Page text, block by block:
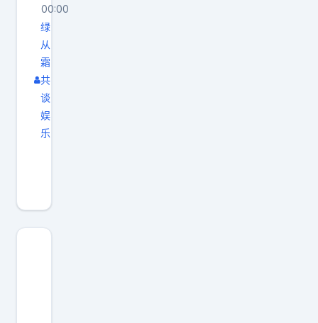
又
买
酒
去
给
汤
川
，
，
00:00
绿
从
霜
共
谈
娱
乐
论
好